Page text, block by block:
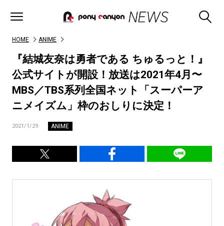
HOME ANIME
『結城友奈は勇者である ちゅるっと！』
公式サイトが開設！放送は2021年4月〜
MBS／TBS系列全国ネット「スーパーア
ニメイズム」枠のおしりに決定！
2021/1/29 ANIME